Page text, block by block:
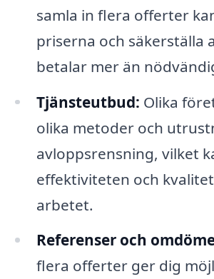
samla in flera offerter
priserna och säkerställa
betalar mer än
Tjänsteutbud: Olika
olika metoder och
avloppsrensning, vilket
effektiviteten och
arbetet.
Referenser och
flera offerter ger dig